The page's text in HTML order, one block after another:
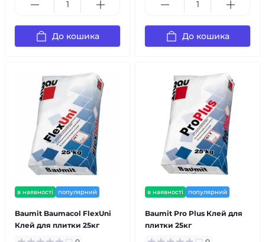
До кошика До кошика
в наявності популярний
Baumit Baumacol FlexUni
Клей для плитки 25кг
в наявності популярний
Baumit Pro Plus Клей для
плитки 25кг